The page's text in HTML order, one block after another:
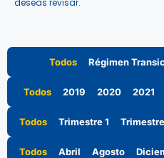
deseas revisar.
Régimen
Todos
2019 2020 2021
Todos
Trimestre 1
Todos
Abril Agosto
Todos